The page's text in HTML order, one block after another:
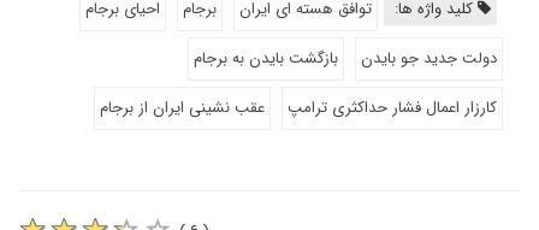
کلید واژه ها: توافق هسته ای ایران برجام
احیای برجام
دولت جدید جو بایدن
بازگشت بایدن به برجام
کارزار اعمال فشار حداکثری ترامپ
عقب نشینی ایران از برجام